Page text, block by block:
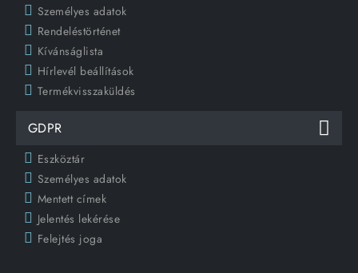
Személyes adatok
Rendeléstörténet
Kívánságlista
Hírlevél beállítások
Termékvisszaküldés
GDPR
Eszköztár
Személyes adatok
Mentett címek
Jelentés lekérése
Felejtés joga